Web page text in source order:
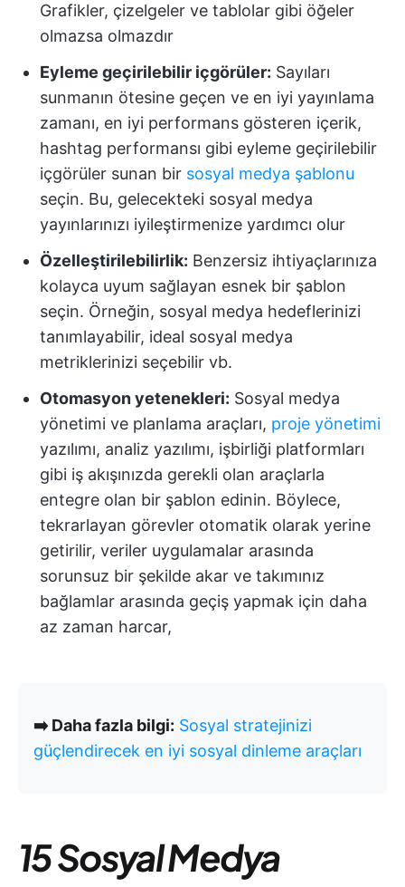
Grafikler, çizelgeler ve tablolar gibi öğeler
olmazsa olmazdır
Eyleme geçirilebilir içgörüler: Sayıları
sunmanın ötesine geçen ve en iyi yayınlama
zamanı, en iyi performans gösteren içerik,
hashtag performansı gibi eyleme geçirilebilir
içgörüler sunan bir sosyal medya şablonu
seçin. Bu, gelecekteki sosyal medya
yayınlarınızı iyileştirmenize yardımcı olur
Özelleştirilebilirlik: Benzersiz ihtiyaçlarınıza
kolayca uyum sağlayan esnek bir şablon
seçin. Örneğin, sosyal medya hedeflerinizi
tanımlayabilir, ideal sosyal medya
metriklerinizi seçebilir vb.
Otomasyon yetenekleri: Sosyal medya
yönetimi ve planlama araçları, proje yönetimi
yazılımı, analiz yazılımı, işbirliği platformları
gibi iş akışınızda gerekli olan araçlarla
entegre olan bir şablon edinin. Böylece,
tekrarlayan görevler otomatik olarak yerine
getirilir, veriler uygulamalar arasında
sorunsuz bir şekilde akar ve takımınız
bağlamlar arasında geçiş yapmak için daha
az zaman harcar,
➡️ Daha fazla bilgi: Sosyal stratejinizi
güçlendirecek en iyi sosyal dinleme araçları
15 Sosyal Medya